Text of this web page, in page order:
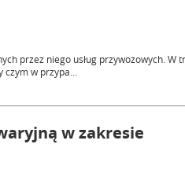
przez niego usług przywozowych. W
w przypa...
w zakresie